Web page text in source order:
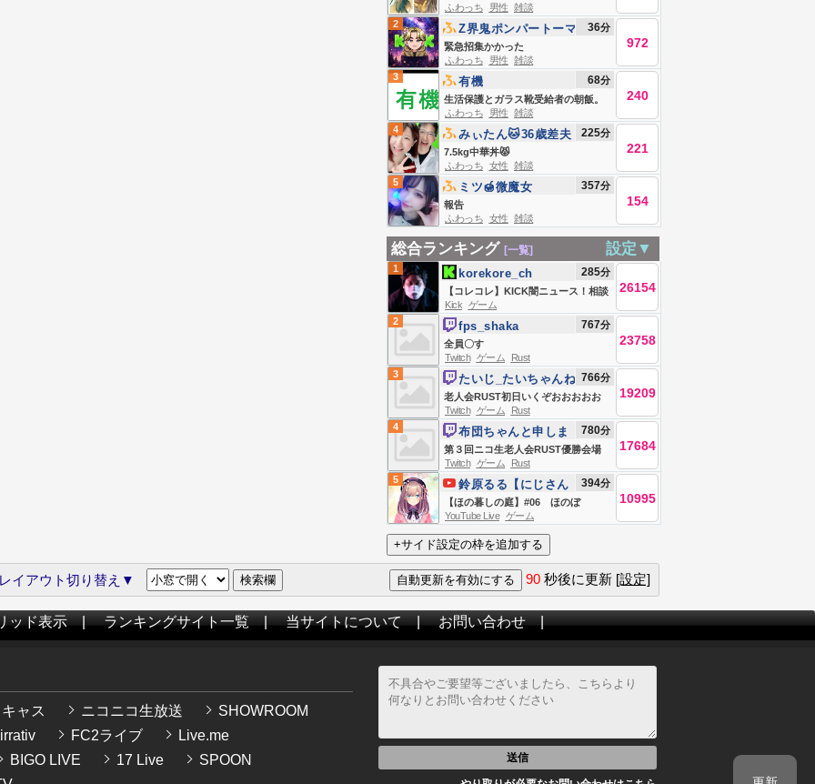
ふわっち 男性 雑談
2
緊急招集かかった
Z界鬼ポンパートーマ
ス🍅
36分
972
ふわっち 男性 雑談
3
生活保護とガラス靴受給者の朝飯。
有機 68分
240
ふわっち 男性 雑談
4
7.5kg中華丼😾
みぃたん🐱36歳差夫
婦の大食い嫁
225分
221
ふわっち 女性 雑談
5
報告
ミツ🍯微魔女 357分
154
ふわっち 女性 雑談
総合ランキング [一覧] 設定▼
1
【コレコレ】KICK闇ニュース！相談
やSNSトラブル解決【ミラー、録画
禁止】
korekore_ch 285分
26154
Kick ゲーム
2
全員〇す
fps_shaka 767分
23758
Twitch ゲーム
Rust
3
老人会RUST初日いくぞおおおおお
おおおおお
たいじ_たいちゃんね
る
766分
19209
Twitch ゲーム
Rust
4
第３回ニコ生老人会RUST優勝会場
お布団ちゃん、う〇ちちゃん、恭ち
ゃん、キズナ
布団ちゃんと申しま
す
780分
17684
Twitch ゲーム
Rust
5
【ほの暮しの庭】#06 ほのぼ
の・・？スローライフ生活
ッ・・・！！！！！【にじさんじ/鈴
原るる 】
鈴原るる【にじさん
じ所属】
394分
10995
YouTube Live ゲーム
イアウト切り替え▼ 90 秒後に更新 [設定]
ッド表示|ランキングサイト一覧|当サイトについて|お問い合わせ|
ャス ニコニコ生放送
SHOWROOM
FC2ライブ
Live.me
BIGO LIVE
17 Live
SPOON
送信